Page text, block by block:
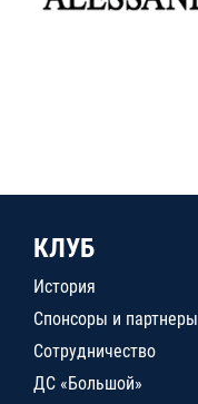
КЛУБ
История
Спонсоры и партнеры
Сотрудничество
ДС «Большой»